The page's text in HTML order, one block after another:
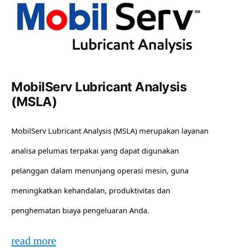
MobilServ Lubricant Analysis
(MSLA)
MobilServ Lubricant Analysis (MSLA) merupakan layanan
analisa pelumas terpakai yang dapat digunakan
pelanggan dalam menunjang operasi mesin, guna
meningkatkan kehandalan, produktivitas dan
penghematan biaya pengeluaran Anda.
read more